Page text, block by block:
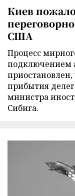
Киев
США
Процесс
подключением
прибытия
министра
Сибига.